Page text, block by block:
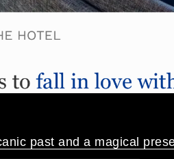
past and a magical